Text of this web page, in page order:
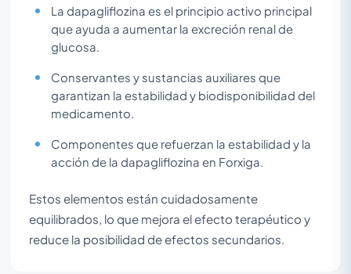
La dapagliflozina es el principio activo principal
que ayuda a aumentar la excreción renal de
glucosa.
Conservantes y sustancias auxiliares que
garantizan la estabilidad y biodisponibilidad del
medicamento.
Componentes que refuerzan la estabilidad y la
acción de la dapagliflozina en Forxiga.
Estos elementos están cuidadosamente
equilibrados, lo que mejora el efecto terapéutico y
reduce la posibilidad de efectos secundarios.